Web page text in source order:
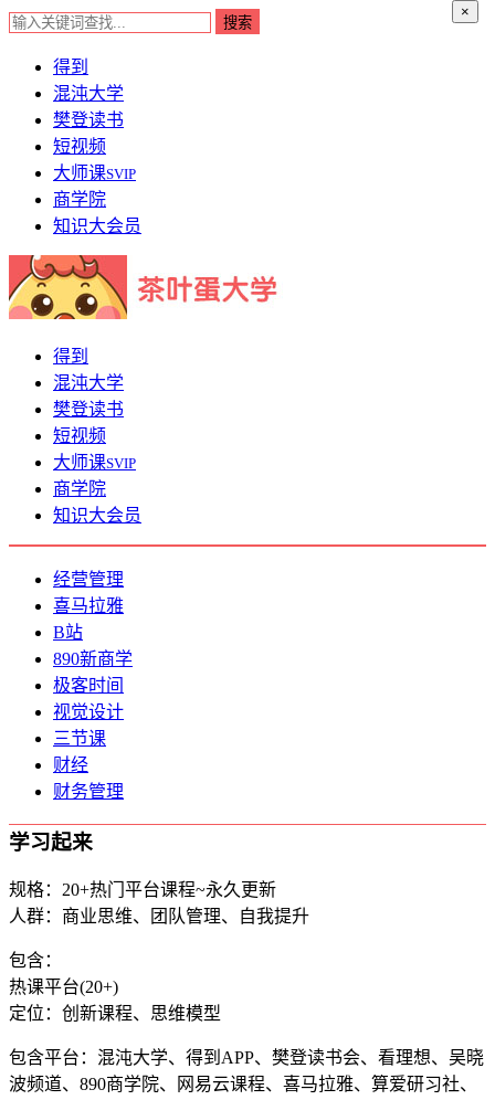
×
得到
混沌大学
樊登读书
短视频
大师课SVIP
商学院
知识大会员
得到
混沌大学
樊登读书
短视频
大师课SVIP
商学院
知识大会员
经营管理
喜马拉雅
B站
890新商学
极客时间
视觉设计
三节课
财经
财务管理
学习起来
规格：20+热门平台课程~永久更新
人群：商业思维、团队管理、自我提升
包含：
热课平台(20+)
定位：创新课程、思维模型
包含平台：混沌大学、得到APP、樊登读书会、看理想、吴晓
波频道、890商学院、网易云课程、喜马拉雅、算爱研习社、